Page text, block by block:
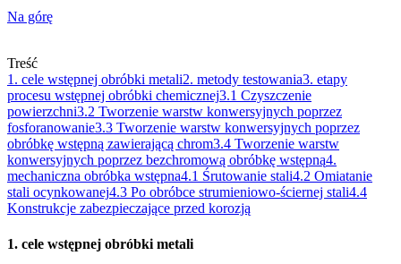
Na górę
Treść
1. cele wstępnej obróbki metali2. metody testowania3. etapy
procesu wstępnej obróbki chemicznej3.1 Czyszczenie
powierzchni3.2 Tworzenie warstw konwersyjnych poprzez
fosforanowanie3.3 Tworzenie warstw konwersyjnych poprzez
obróbkę wstępną zawierającą chrom3.4 Tworzenie warstw
konwersyjnych poprzez bezchromową obróbkę wstępną4.
mechaniczna obróbka wstępna4.1 Śrutowanie stali4.2 Omiatanie
stali ocynkowanej4.3 Po obróbce strumieniowo-ściernej stali4.4
Konstrukcje zabezpieczające przed korozją
1. cele wstępnej obróbki metali